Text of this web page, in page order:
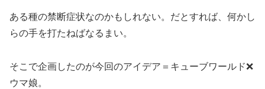
ある種の禁断症状なのかもしれない。だとすれば、何かし
らの手を打たねばなるまい。
そこで企画したのが今回のアイデア＝キューブワールド❌
ウマ娘。